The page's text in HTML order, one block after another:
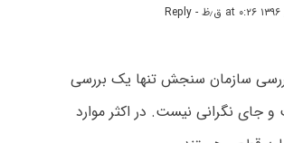
- Reply
سازمان سنجش تنها یک بررسی
نگرانی نیست. در اکثر موارد